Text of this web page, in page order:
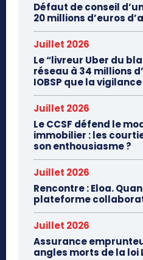
Défaut de conseil
20 millions d’euros
Juillet 2026
Le “livreur Uber du
réseau à 34 millions
IOBSP que la
Juillet 2026
Le CCSF défend le
immobilier : les
son enthousiasme ?
Juillet 2026
Rencontre : Eloa.
plateforme
Juillet 2026
Assurance
angles morts de la loi